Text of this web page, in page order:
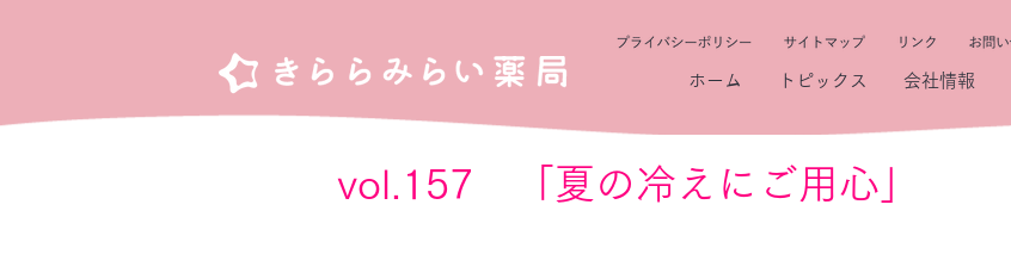
ホーム トピックス 会社情報
vol.157 「夏の冷えにご用心」